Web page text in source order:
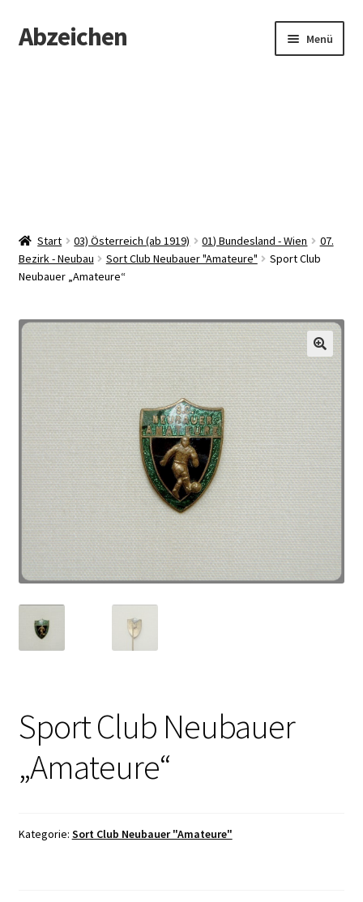
Zur
Navigation
Zum
Inhalt
Abzeichen Menü
Start 03) Österreich (ab 1919) 01) Bundesland - Wien
07.
Bezirk - Neubau
Sort Club Neubauer "Amateure"
Sport Club
Neubauer „Amateure“
Sport Club Neubauer
„Amateure“
Kategorie: Sort Club Neubauer "Amateure"